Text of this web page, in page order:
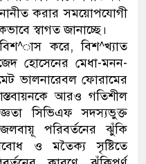
করার সময়োপযোগী
স্বাগত জানাচ্ছে।
করে, বিশ^খ্যাত
হোসেনের মেধা-মনন-
ভালনারেবল ফোরামের
আরও গতিশীল
সিভিএফ সদস্যভুক্ত
পরিবর্তনের ঝুঁকি
ও মতৈক্য সৃষ্টিতে